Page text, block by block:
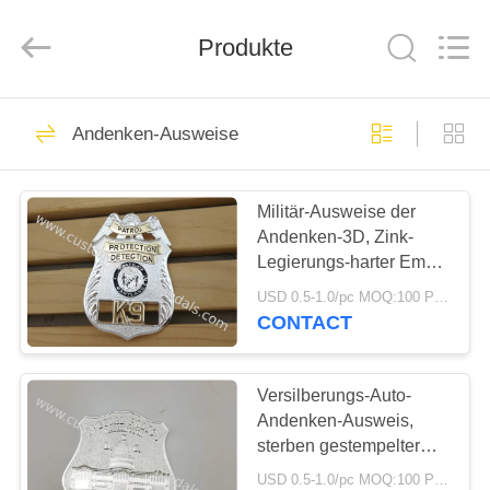
HAUS
PRODUKTE
ÜBER
FABRIK-
AUSFLUG
QUALITÄTSKONTROLLE
Reserved.
Developed
Gewohnheit spricht
Medaillen zu
Email-Medaille
123
Produkte
Andenken-Ausweise
Militär-Ausweise der
Andenken-3D, Zink-
Legierungs-harter Email-
Schulemblem-Ausweis
USD 0.5-1.0/pc MOQ:100 PC pro Entwurf
CONTACT
Versilberungs-Auto-
Andenken-Ausweis,
sterben gestempelter
Sport-Ausweis mit
USD 0.5-1.0/pc MOQ:100 PC pro Entwurf